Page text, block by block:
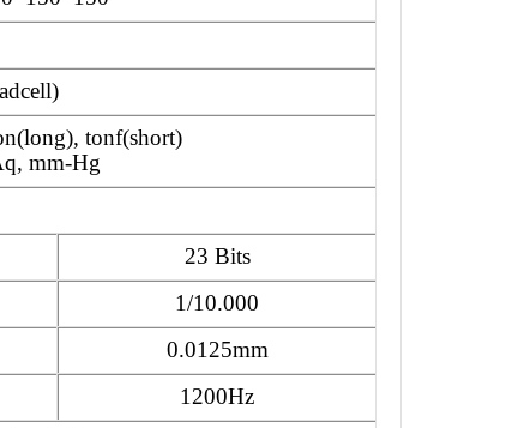
tonf(short)
mm-Hg
23 Bits
1/10.000
0.0125mm
1200Hz